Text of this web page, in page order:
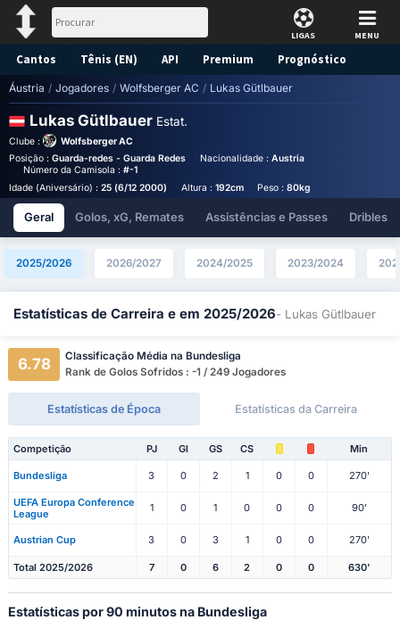
LIGAS MENU
Cantos Tênis (EN) API Premium Prognóstico
Áustria / Jogadores / Wolfsberger AC / Lukas Gütlbauer
Lukas Gütlbauer Estat.
Clube :
Wolfsberger AC
Posição : Guarda-redes - Guarda Redes Nacionalidade : Austria
Número da Camisola : #-1
Idade (Aniversário) : 25 (6/12 2000) Altura : 192cm Peso :80kg
Geral Golos, xG, Remates Assistências e Passes Dribles
2025/2026 2026/2027 2024/2025 2023/2024
Estatísticas de Carreira e em 2025/2026- Lukas Gütlbauer
6.78
Classificação Média na Bundesliga
Rank de Golos Sofridos : -1 / 249 Jogadores
Estatísticas de Época Estatísticas da Carreira
Competição PJ Gl GS CS Min
Bundesliga 3 0 2 1 0 0 270'
UEFA Europa Conference
League
1 0 1 0 0 0 90'
Austrian Cup 3 0 3 1 0 0 270'
Total 2025/2026 7 0 6 2 0 0 630'
Estatísticas por 90 minutos na Bundesliga